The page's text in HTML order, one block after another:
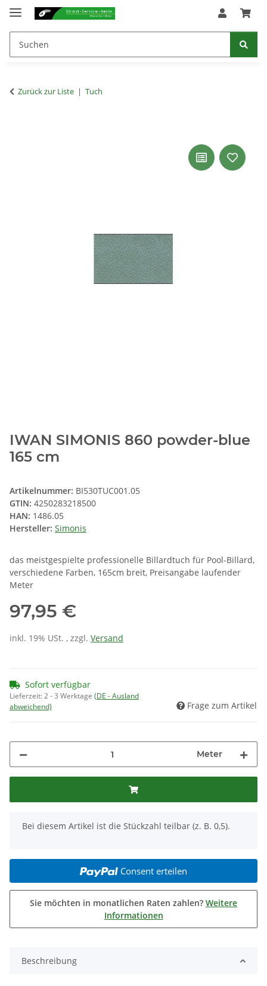
Zurück zur Liste Tuch
IWAN SIMONIS 860 powder-blue
165 cm
Artikelnummer: BI530TUC001.05
GTIN: 4250283218500
HAN: 1486.05
Hersteller: Simonis
das meistgespielte professionelle Billardtuch für Pool-Billard,
verschiedene Farben, 165cm breit, Preisangabe laufender
Meter
97,95 €
inkl. 19% USt. , zzgl. Versand
Sofort verfügbar
Lieferzeit:2 - 3 Werktage (DE - Ausland
abweichend)
Frage zum Artikel
Meter
x
Bei diesem Artikel ist die Stückzahl teilbar (z. B. 0,5).
Consent erteilen
Sie möchten in monatlichen Raten zahlen? Weitere
Informationen
Beschreibung